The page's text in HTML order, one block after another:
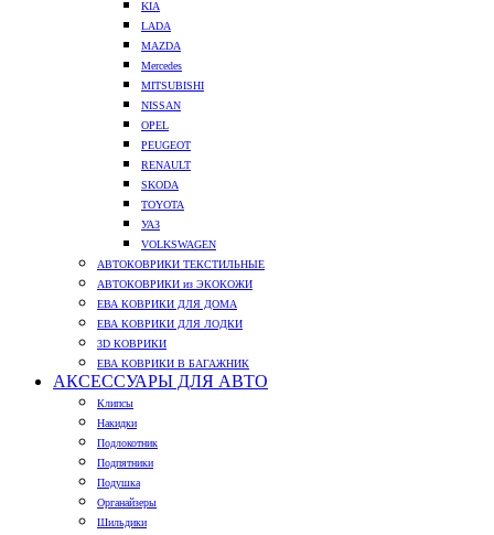
KIA
LADA
MAZDA
Mercedes
MITSUBISHI
NISSAN
OPEL
PEUGEOT
RENAULT
SKODA
TOYOTA
УАЗ
VOLKSWAGEN
АВТОКОВРИКИ ТЕКСТИЛЬНЫЕ
АВТОКОВРИКИ из ЭКОКОЖИ
ЕВА КОВРИКИ ДЛЯ ДОМА
ЕВА КОВРИКИ ДЛЯ ЛОДКИ
3D КОВРИКИ
ЕВА КОВРИКИ В БАГАЖНИК
АКСЕССУАРЫ ДЛЯ АВТО
Клипсы
Накидки
Подлокотник
Подпятники
Подушка
Органайзеры
Шильдики